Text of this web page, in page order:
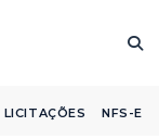
LICITAÇÕES NFS-E